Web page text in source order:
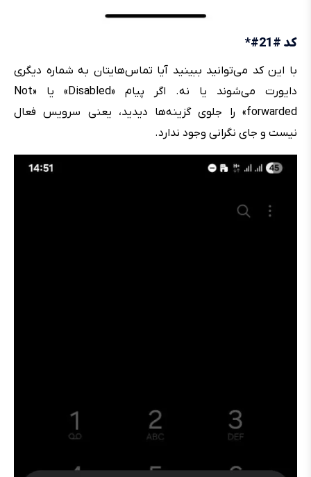
کد #21#*
با این کد می‌توانید ببینید آیا تماس‌هایتان به شماره دیگری
دایورت می‌شوند یا نه. اگر پیام «Disabled» یا «Not
forwarded» را جلوی گزینه‌ها دیدید، یعنی سرویس فعال
نیست و جای نگرانی وجود ندارد.